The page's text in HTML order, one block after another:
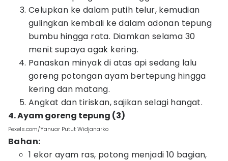
Celupkan ke dalam putih telur, kemudian
gulingkan kembali ke dalam adonan tepung
bumbu hingga rata. Diamkan selama 30
menit supaya agak kering.
Panaskan minyak di atas api sedang lalu
goreng potongan ayam bertepung hingga
kering dan matang.
Angkat dan tiriskan, sajikan selagi hangat.
4. Ayam goreng tepung (3)
Pexels.com/Yanuar Putut Widjanarko
Bahan:
1 ekor ayam ras, potong menjadi 10 bagian,